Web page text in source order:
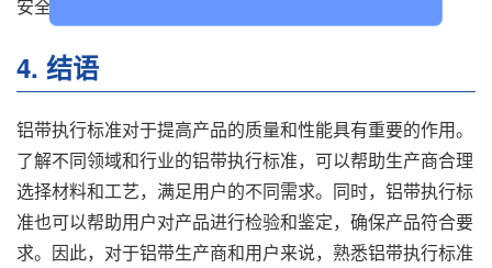
安全性能，降低汽车的燃油消耗。
4. 结语
铝带执行标准对于提高产品的质量和性能具有重要的作用。
了解不同领域和行业的铝带执行标准，可以帮助生产商合理
选择材料和工艺，满足用户的不同需求。同时，铝带执行标
准也可以帮助用户对产品进行检验和鉴定，确保产品符合要
求。因此，对于铝带生产商和用户来说，熟悉铝带执行标准